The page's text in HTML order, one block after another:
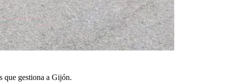
que gestiona a Gijón.